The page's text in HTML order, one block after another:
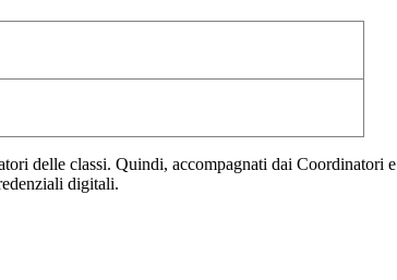
delle classi. Quindi, accompagnati dai Coordinatori
digitali.